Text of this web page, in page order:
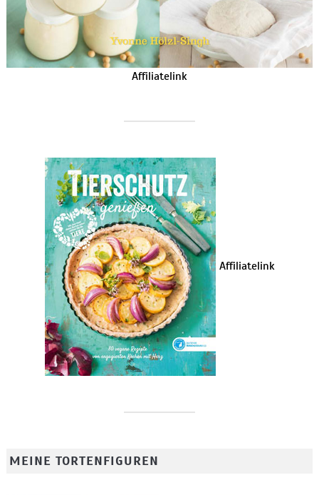
Affiliatelink
Affiliatelink
MEINE TORTENFIGUREN